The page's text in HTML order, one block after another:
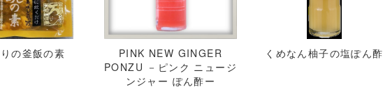
の釜飯の素
PINK NEW GINGER
PONZU －ピンク ニュージ
ンジャー ぽん酢ー
くめなん柚子の塩ぽん酢